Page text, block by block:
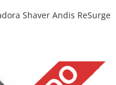
Shaver Andis ReSurge